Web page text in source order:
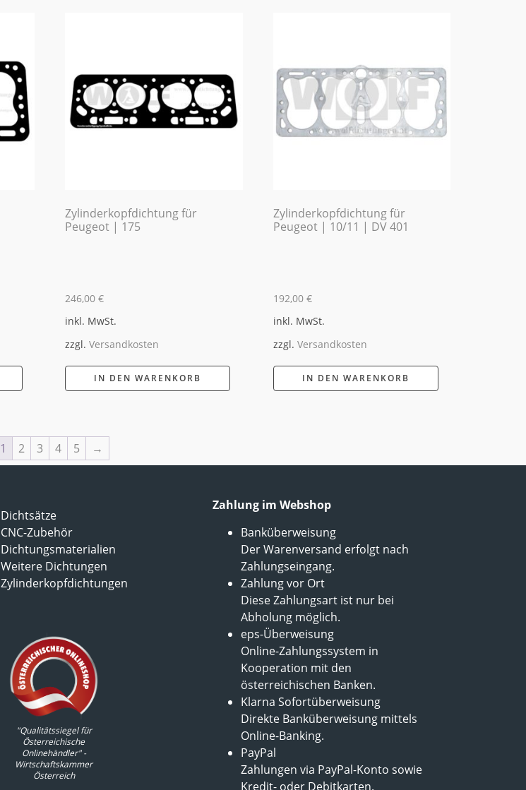
Zylinderkopfdichtung für
Peugeot | 175
246,00€
inkl. MwSt.
zzgl.Versandkosten
IN DEN WARENKORB
Zylinderkopfdichtung für
Peugeot | 10/11 | DV 401
192,00€
inkl. MwSt.
zzgl.Versandkosten
IN DEN WARENKORB
1 2 3 4 5 →
Dichtsätze
CNC-Zubehör
Dichtungsmaterialien
Weitere Dichtungen
Zylinderkopfdichtungen
"Qualitätssiegel für
Österreichische
Onlinehändler" -
Wirtschaftskammer
Österreich
Zahlung im Webshop
Banküberweisung
Der Warenversand erfolgt nach
Zahlungseingang.
Zahlung vor Ort
Diese Zahlungsart ist nur bei
Abholung möglich.
eps-Überweisung
Online-Zahlungssystem in
Kooperation mit den
österreichischen Banken.
Klarna Sofortüberweisung
Direkte Banküberweisung mittels
Online-Banking.
PayPal
Zahlungen via PayPal-Konto sowie
Kredit- oder Debitkarten.